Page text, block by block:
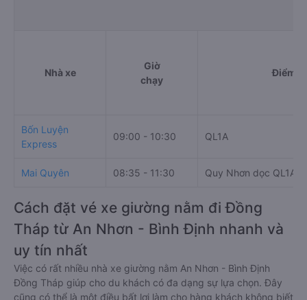
Nhà xe
Giờ
chạy
Điểm đi
Bốn Luyện
Express
09:00 - 10:30 QL1A
Mai Quyên 08:35 - 11:30 Quy Nhơn dọc QL1A
Cách đặt vé xe giường nằm đi Đồng
Tháp từ An Nhơn - Bình Định nhanh và
uy tín nhất
Việc có rất nhiều nhà xe giường nằm An Nhơn - Bình Định
Đồng Tháp giúp cho du khách có đa dạng sự lựa chọn. Đây
cũng có thể là một điều bất lợi làm cho hàng khách không biết